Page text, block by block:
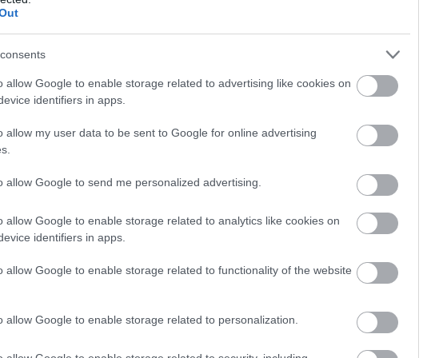
allow Google to enable storage related to advertising like cookies on
identifiers in apps.
allow my user data to be sent to Google for online advertising
allow Google to send me personalized advertising.
allow Google to enable storage related to analytics like cookies on
identifiers in apps.
allow Google to enable storage related to functionality of the website
allow Google to enable storage related to personalization.
debates, taču likuma spēku nepieņēma. Tas ir
ar kabačiem –
ripiņas un
krāpšana!” Depozīta
trauks – pasākumu